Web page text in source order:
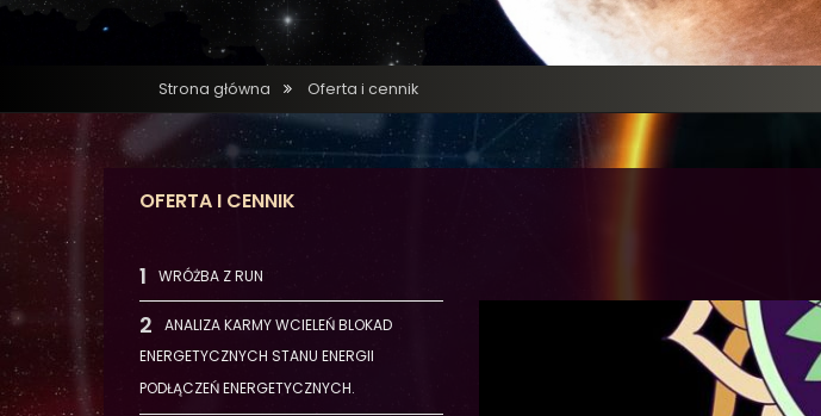
Strona główna Oferta i cennik
OFERTA I CENNIK
WRÓŻBA Z RUN
ANALIZA KARMY WCIELEŃ BLOKAD
ENERGETYCZNYCH STANU ENERGII
PODŁĄCZEŃ ENERGETYCZNYCH.